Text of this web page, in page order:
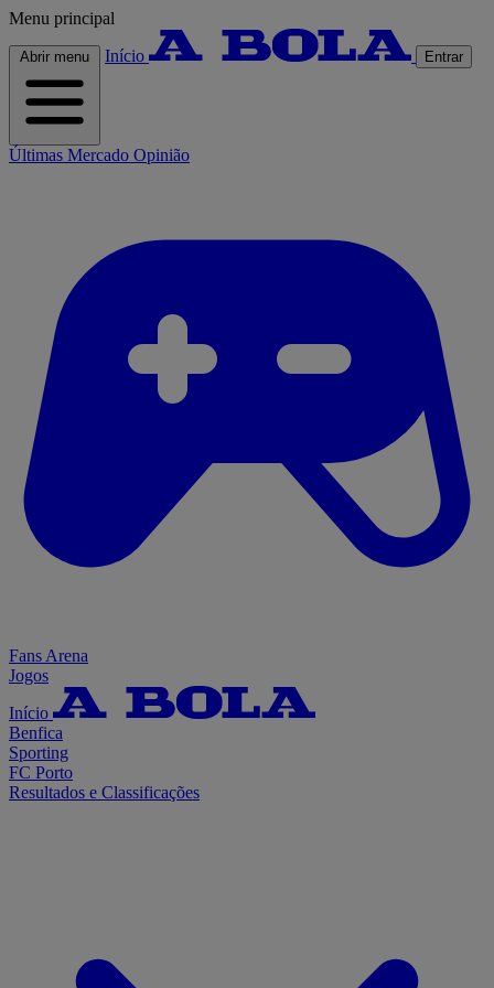
Menu principal
Abrir menu Início Entrar
Últimas Mercado Opinião
Fans Arena
Jogos
Início
Benfica
Sporting
FC Porto
Resultados e Classificações